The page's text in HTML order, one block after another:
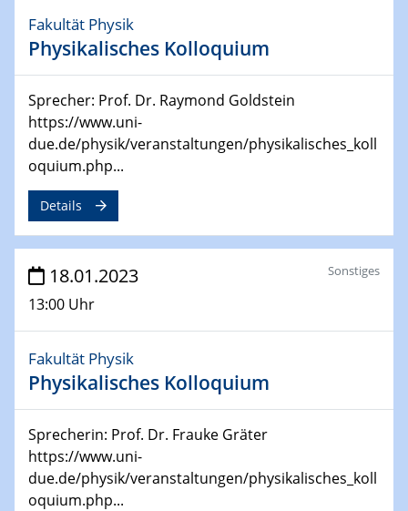
for Energy Conversion“ (ACAMEC)
24.04.2023 - 27.04.2023
ACAMEC 2023
IMPRS-RECHARGE 4th Symposium
27.04.2023 - 20.04.2023
Ringvorlesung
Transformation lernen und lehren – Kompetenzen und
Fähigkeiten für Hochschule der Zukunft
CENIDE Start-Up Day
27.04.2023
Small Angle Scattering as a Tool for
Nanostructure Determination
02.05.2023 - 04.05.2023
CENIDE Conference
04.05.2023
Ringvorlesung
Fakultät Physik
Physikalisches Kolloquium
Sprecher: Prof. Dr. Raymond Goldstein
https://www.uni-
due.de/physik/veranstaltungen/physikalisches_koll
oquium.php...
Details
18.01.2023
13:00 Uhr
Sonstiges
Fakultät Physik
Physikalisches Kolloquium
Sprecherin: Prof. Dr. Frauke Gräter
https://www.uni-
due.de/physik/veranstaltungen/physikalisches_koll
oquium.php...